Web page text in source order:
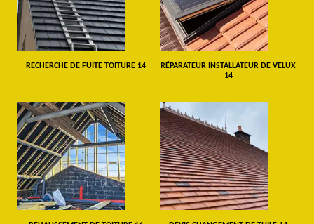
RECHERCHE DE FUITE TOITURE 14
RÉPARATEUR INSTALLATEUR DE VELUX
14